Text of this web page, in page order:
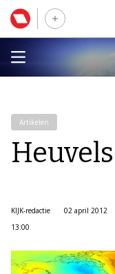
Artikelen
KIJK-redactie
02 april 2012
13:00